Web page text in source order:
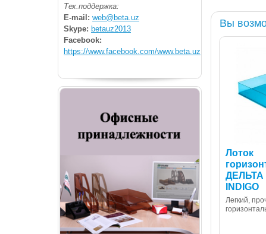
Тех.поддержка:
E-mail: web@beta.uz
Skype: betauz2013
Facebook:
https://www.facebook.com/www.beta.uz
Вы
Лоток
ДЕЛЬТА
INDIGO
Легкий,